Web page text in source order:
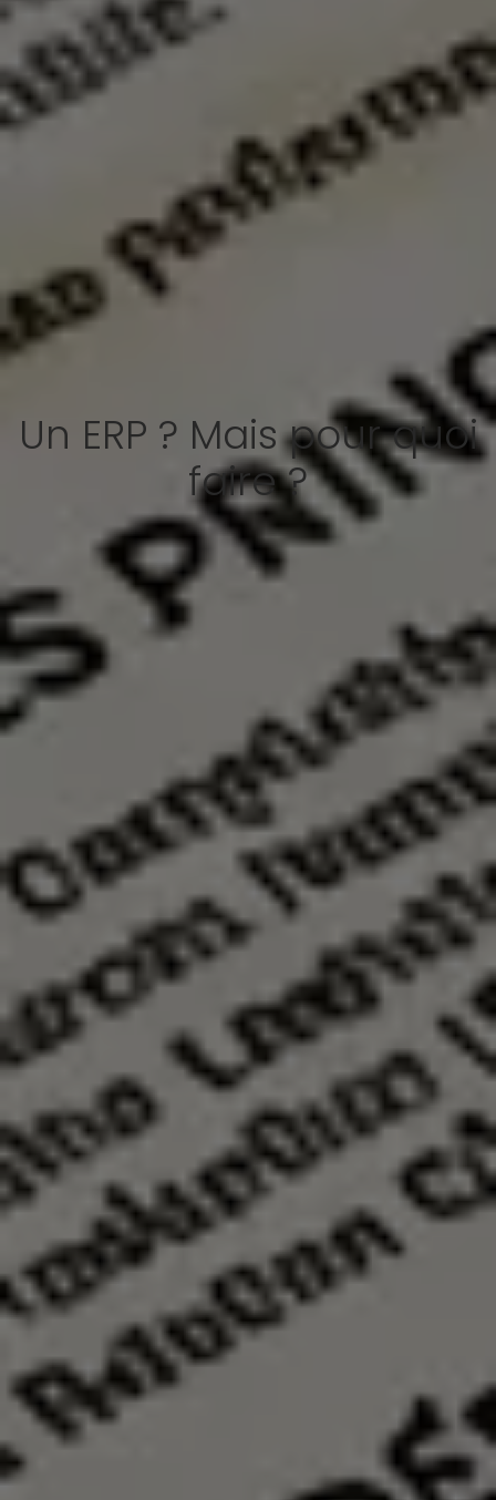
Un ERP ? Mais pour quoi
faire ?